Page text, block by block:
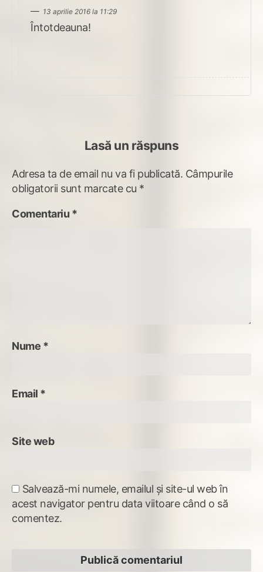
13 aprilie 2016 la 11:29
Întotdeauna!
Lasă un răspuns
Adresa ta de email nu va fi publicată. Câmpurile
obligatorii sunt marcate cu *
Comentariu *
Nume *
Email *
Site web
Salvează-mi numele, emailul și site-ul web în
acest navigator pentru data viitoare când o să
comentez.